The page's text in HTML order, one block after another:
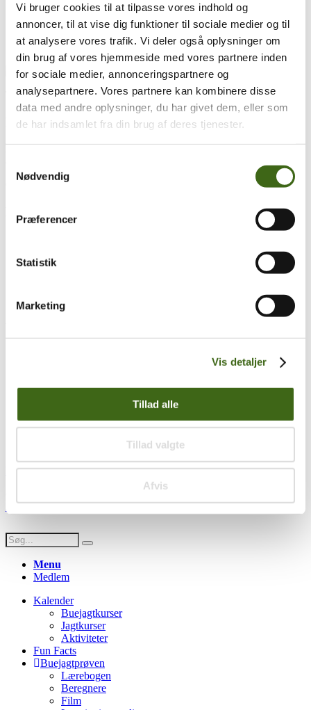
Vi bruger cookies til at tilpasse vores indhold og
annoncer, til at vise dig funktioner til sociale medier og til
at analysere vores trafik. Vi deler også oplysninger om
din brug af vores hjemmeside med vores partnere inden
for sociale medier, annonceringspartnere og
analysepartnere. Vores partnere kan kombinere disse
data med andre oplysninger, du har givet dem, eller som
de har indsamlet fra din brug af deres tjenester.
Nødvendig
Præferencer
Statistik
Marketing
Vis detaljer
Tillad alle
Tillad valgte
Afvis
FADB
Årsberetning 2015
Træk og slip
Foreningen af Danske Buejægere (FADB)
Bygaden 43, Torrild
CVR: 37544906
Populære sider
Lokalforeninger
Uddannelsesmateriale
Handelsbetingelser
Facebook Instagram
Youtube
HDsign.dk
Menu
Medlem
Kalender
Buejagtkurser
Jagtkurser
Aktiviteter
Fun Facts
Buejagtprøven
Lærebogen
Beregnere
Film